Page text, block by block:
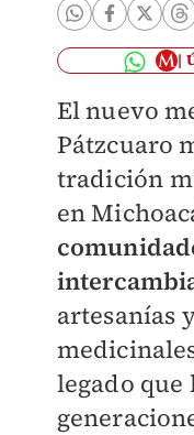
El nuevo
Pátzcuaro
tradición
en
artesanías
legado que